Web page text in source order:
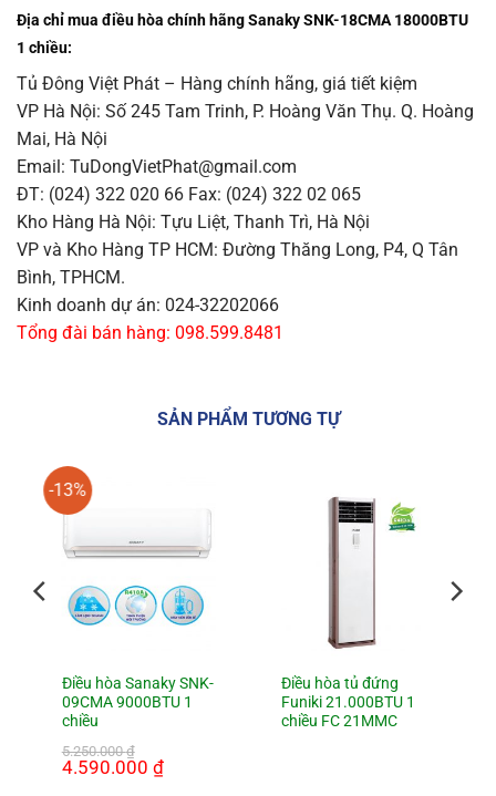
Địa chỉ mua điều hòa chính hãng Sanaky SNK-18CMA 18000BTU
1 chiều:
Tủ Đông Việt Phát – Hàng chính hãng, giá tiết kiệm
VP Hà Nội: Số 245 Tam Trinh, P. Hoàng Văn Thụ. Q. Hoàng
Mai, Hà Nội
Email: TuDongVietPhat@gmail.com
ĐT: (024) 322 020 66 Fax: (024) 322 02 065
Kho Hàng Hà Nội: Tựu Liệt, Thanh Trì, Hà Nội
VP và Kho Hàng TP HCM: Đường Thăng Long, P4, Q Tân
Bình, TPHCM.
Kinh doanh dự án: 024-32202066
Tổng đài bán hàng: 098.599.8481
SẢN PHẨM TƯƠNG TỰ
-13%
Điều hòa Sanaky SNK-
09CMA 9000BTU 1
chiều
5.250.000₫
Giá
gốc
4.590.000 ₫Giá
hiện
Điều hòa tủ đứng
Funiki 21.000BTU 1
chiều FC 21MMC